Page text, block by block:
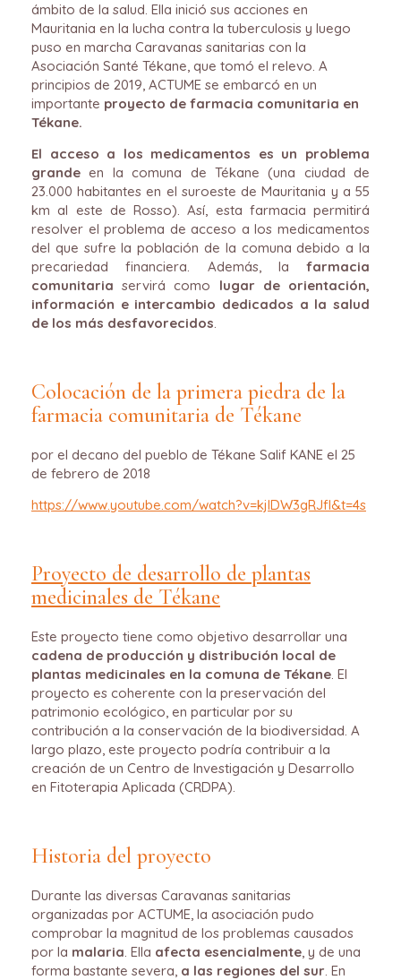
ámbito de la salud. Ella inició sus acciones en
Mauritania en la lucha contra la tuberculosis y luego
puso en marcha Caravanas sanitarias con la
Asociación Santé Tékane, que tomó el relevo. A
principios de 2019, ACTUME se embarcó en un
importante proyecto de farmacia comunitaria en
Tékane.
El acceso a los medicamentos es un problema
grande en la comuna de Tékane (una ciudad de
23.000 habitantes en el suroeste de Mauritania y a 55
km al este de Rosso). Así, esta farmacia permitirá
resolver el problema de acceso a los medicamentos
del que sufre la población de la comuna debido a la
precariedad financiera. Además, la farmacia
comunitaria servirá como lugar de orientación,
información e intercambio dedicados a la salud
de los más desfavorecidos.
Colocación de la primera piedra de la
farmacia comunitaria de Tékane
por el decano del pueblo de Tékane Salif KANE el 25
de febrero de 2018
https://www.youtube.com/watch?v=kjlDW3gRJfI&t=4s
Proyecto de desarrollo de plantas
medicinales de Tékane
Este proyecto tiene como objetivo desarrollar una
cadena de producción y distribución local de
plantas medicinales en la comuna de Tékane. El
proyecto es coherente con la preservación del
patrimonio ecológico, en particular por su
contribución a la conservación de la biodiversidad. A
largo plazo, este proyecto podría contribuir a la
creación de un Centro de Investigación y Desarrollo
en Fitoterapia Aplicada (CRDPA).
Historia del proyecto
Durante las diversas Caravanas sanitarias
organizadas por ACTUME, la asociación pudo
comprobar la magnitud de los problemas causados
por la malaria. Ella afecta esencialmente, y de una
forma bastante severa, a las regiones del sur. En